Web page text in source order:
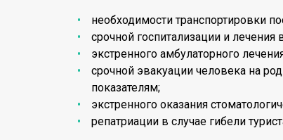
необходимости транспортировки
срочной госпитализации и лечения
экстренного амбулаторного
срочной эвакуации человека на
показателям;
экстренного оказания
репатриации в случае гибели